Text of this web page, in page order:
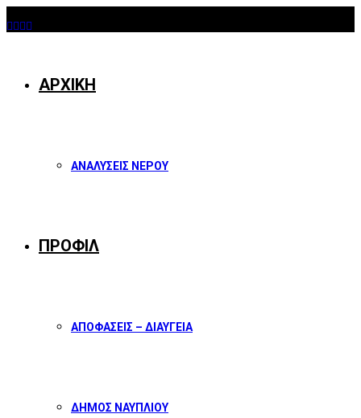
Facebook
Twitter
Instagram
ΑΡΧΙΚΗ
ΑΝΑΛΥΣΕΙΣ ΝΕΡΟΥ
ΠΡΟΦΙΛ
ΑΠΟΦΑΣΕΙΣ – ΔΙΑΥΓΕΙΑ
ΔΗΜΟΣ ΝΑΥΠΛΙΟΥ